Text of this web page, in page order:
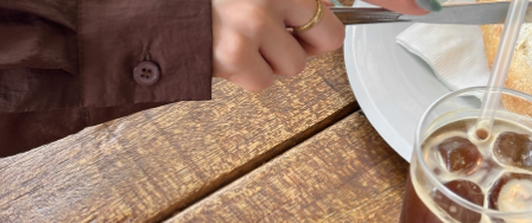
베스트
세트할인 ~30%
하객룩
티셔츠
니트
블라우스
원피스